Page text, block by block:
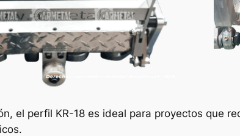
el perfil KR-18 es ideal para proyectos que